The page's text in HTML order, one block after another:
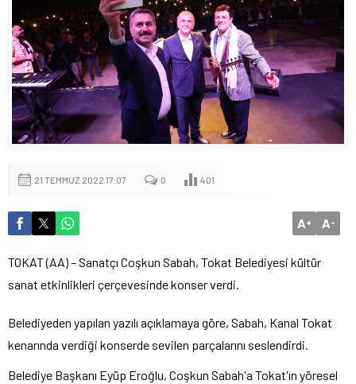
21 TEMMUZ 2022 17:07 0 401
A+ A-
TOKAT (AA) – Sanatçı Coşkun Sabah, Tokat Belediyesi kültür
sanat etkinlikleri çerçevesinde konser verdi.
Belediyeden yapılan yazılı açıklamaya göre, Sabah, Kanal Tokat
kenarında verdiği konserde sevilen parçalarını seslendirdi.
Belediye Başkanı Eyüp Eroğlu, Coşkun Sabah'a Tokat'ın yöresel